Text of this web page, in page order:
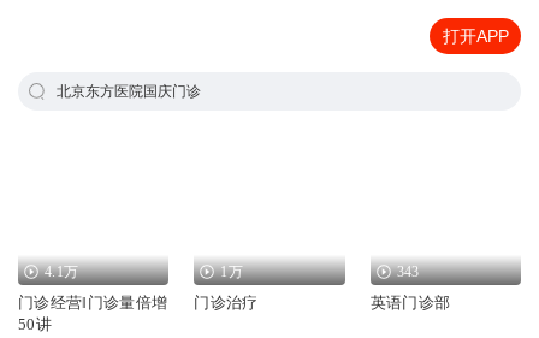
打开APP
北京东方医院国庆门诊
4.1万
门诊经营‖门诊量倍增
50讲
1万
门诊治疗
343
英语门诊部